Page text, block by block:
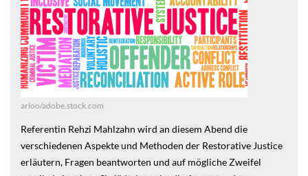
arloo/adobe.stock.com
Referentin Rehzi Mahlzahn wird an diesem Abend die
verschiedenen Aspekte und Methoden der Restorative Justice
erläutern, Fragen beantworten und auf mögliche Zweifel